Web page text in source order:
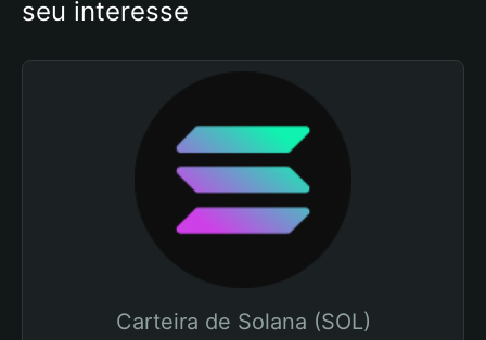
seu interesse
Carteira de Solana (SOL)